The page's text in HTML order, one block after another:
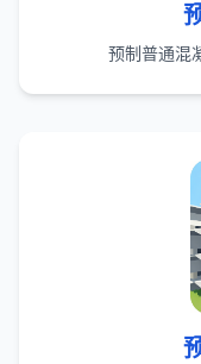
预制普通混